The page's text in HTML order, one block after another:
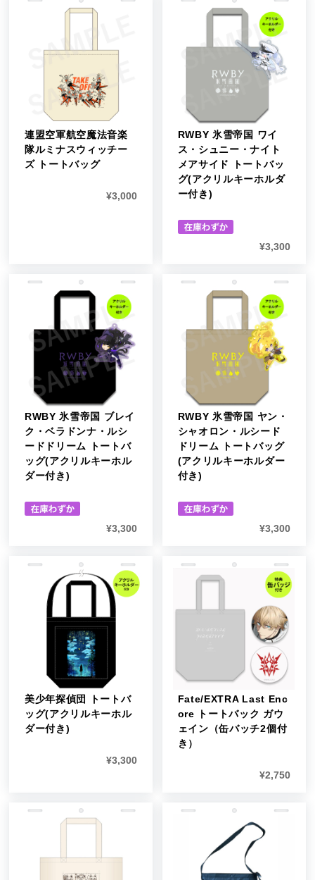
連盟空軍航空魔法音楽
隊ルミナスウィッチー
ズ トートバッグ
¥3,000
RWBY 氷雪帝国 ワイ
ス・シュニー・ナイト
メアサイド トートバッ
グ(アクリルキーホルダ
ー付き)
¥3,300
RWBY 氷雪帝国 ブレイ
ク・ベラドンナ・ルシ
ードドリーム トートバ
ッグ(アクリルキーホル
ダー付き)
¥3,300
RWBY 氷雪帝国 ヤン・
シャオロン・ルシード
ドリーム トートバッグ
(アクリルキーホルダー
付き)
¥3,300
美少年探偵団 トートバ
ッグ(アクリルキーホル
ダー付き)
¥3,300
Fate/EXTRA Last Enc
ore トートバック ガウ
ェイン（缶バッチ2個付
き）
¥2,750